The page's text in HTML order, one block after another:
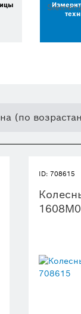
(по
ID: 708615